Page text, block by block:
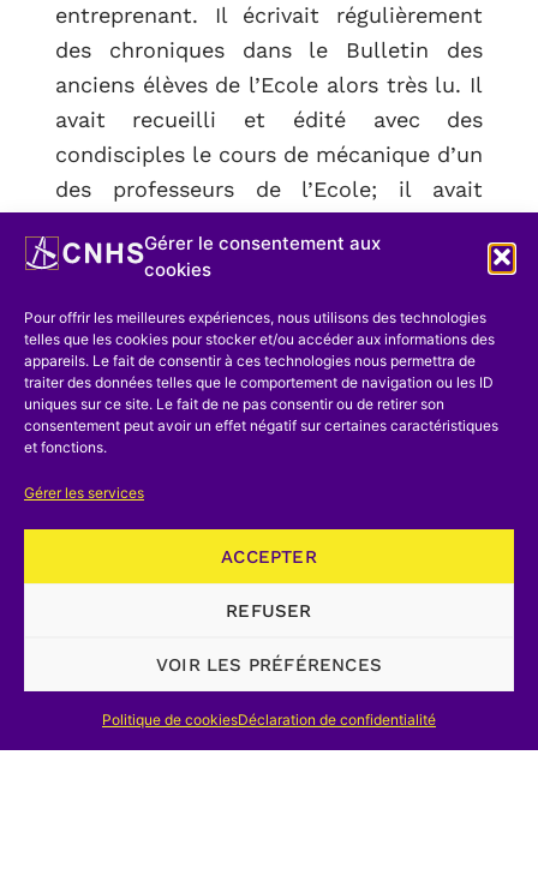
Gérer le consentement aux
cookies
Pour offrir les meilleures expériences, nous utilisons des technologies
telles que les cookies pour stocker et/ou accéder aux informations des
appareils. Le fait de consentir à ces technologies nous permettra de
traiter des données telles que le comportement de navigation ou les ID
uniques sur ce site. Le fait de ne pas consentir ou de retirer son
consentement peut avoir un effet négatif sur certaines caractéristiques
et fonctions.
Gérer les services
ACCEPTER
REFUSER
VOIR LES PRÉFÉRENCES
Politique de cookiesDéclaration de confidentialité
entreprenant. Il écrivait régulièrement
des chroniques dans le Bulletin des
anciens élèves de l’Ecole alors très lu. Il
avait recueilli et édité avec des
condisciples le cours de mécanique d’un
des professeurs de l’Ecole; il avait
universelle de 1867. Pendant un certain
fer du Nord. Mais il paraissait toujours
disponible pour quelque activité. Plus
tard il devait être chargé de la
préparation d’autres expositions
qui suggéra à d’Ivernois de commanditer
Gramme. On ne peut savoir quand fut
fondée la première société dont
Hippolyte Fontaine devint sinon le
directeur, tout au moins le
collaborateur le plus actif, gérant ou